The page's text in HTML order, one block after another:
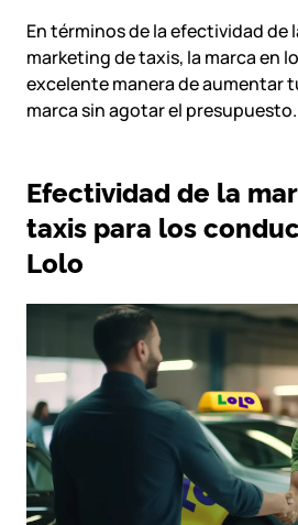
En términos de la efectividad de
marketing de taxis, la marca en
excelente manera de aumentar
marca sin agotar el presupuesto.
Efectividad de la
taxis para los
Lolo